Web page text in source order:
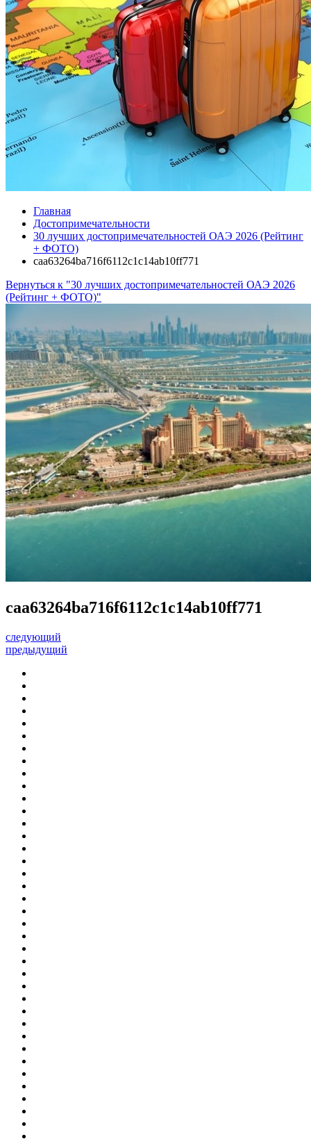
Главная
Достопримечательности
30 лучших достопримечательностей ОАЭ 2026 (Рейтинг
+ ФОТО)
caa63264ba716f6112c1c14ab10ff771
Вернуться к "30 лучших достопримечательностей ОАЭ 2026
(Рейтинг + ФОТО)"
caa63264ba716f6112c1c14ab10ff771
следующий
предыдущий